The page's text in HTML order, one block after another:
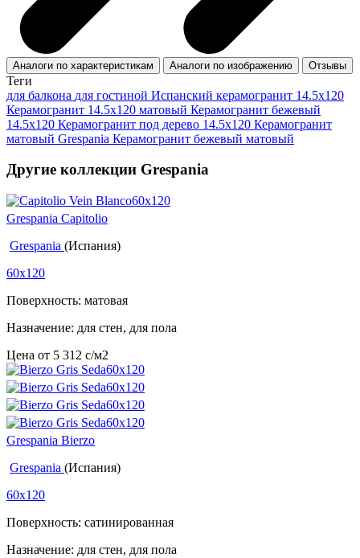
Аналоги по характеристикам Аналоги по изображению Отзывы
Теги
для балкона для гостиной Испанский керамогранит 14.5x120
Керамогранит 14.5x120 матовый Керамогранит бежевый
14.5x120 Керамогранит под дерево 14.5x120 Керамогранит
матовый Grespania Керамогранит бежевый матовый
Другие коллекции Grespania
Grespania Capitolio
Grespania (Испания)
60x120
Поверхность: матовая
Назначение: для стен, для пола
Цена от 5 312 c/м2
Grespania Bierzo
Grespania (Испания)
60x120
Поверхность: сатинированная
Назначение: для стен, для пола